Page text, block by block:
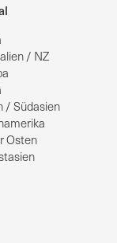
/ NZ
/ Südasien
Osten